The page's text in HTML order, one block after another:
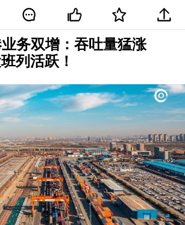
务双增：吞吐量猛涨
列活跃！